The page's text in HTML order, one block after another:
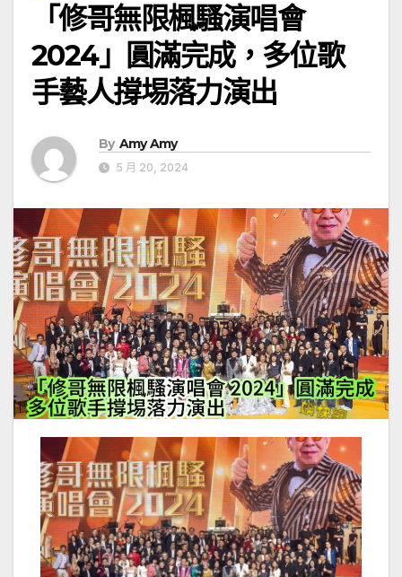
「修哥無限楓騷演唱會
2024」圓滿完成，多位歌
手藝人撐埸落力演出
By Amy Amy
5 月 20, 2024